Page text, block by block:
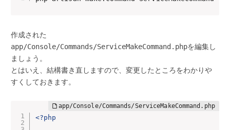
作成された
app/Console/Commands/ServiceMakeCommand.phpを編集し
ましょう。
とはいえ、結構書き直しますので、変更したところをわかりや
すくしておきます。
<?php